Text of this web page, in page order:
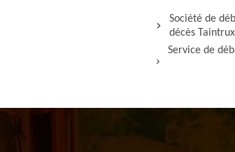
Société de
décès
Service de